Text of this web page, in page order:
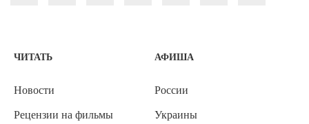
ЧИТАТЬ
Новости
Рецензии на фильмы
АФИША
России
Украины